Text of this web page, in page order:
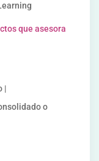
que asesora
|
o